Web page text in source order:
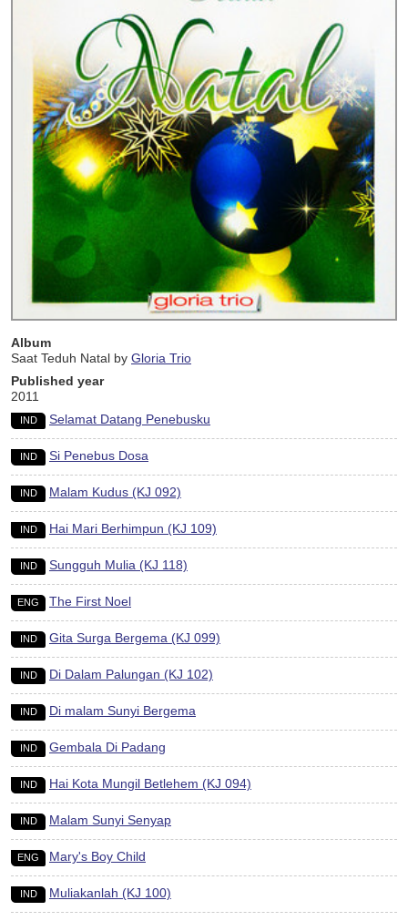
Album
Saat Teduh Natal by Gloria Trio
Published year
2011
IND Selamat Datang Penebusku
IND Si Penebus Dosa
IND Malam Kudus (KJ 092)
IND Hai Mari Berhimpun (KJ 109)
IND Sungguh Mulia (KJ 118)
ENG The First Noel
IND Gita Surga Bergema (KJ 099)
IND Di Dalam Palungan (KJ 102)
IND Di malam Sunyi Bergema
IND Gembala Di Padang
IND Hai Kota Mungil Betlehem (KJ 094)
IND Malam Sunyi Senyap
ENG Mary's Boy Child
IND Muliakanlah (KJ 100)